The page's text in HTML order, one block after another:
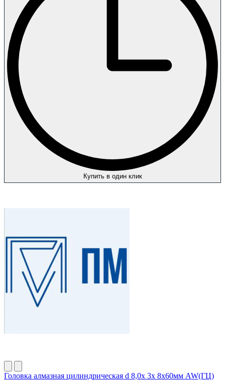
Купить в один клик
Головка алмазная цилиндрическая d 8,0х 3х 8х60мм AW(ГЦ)